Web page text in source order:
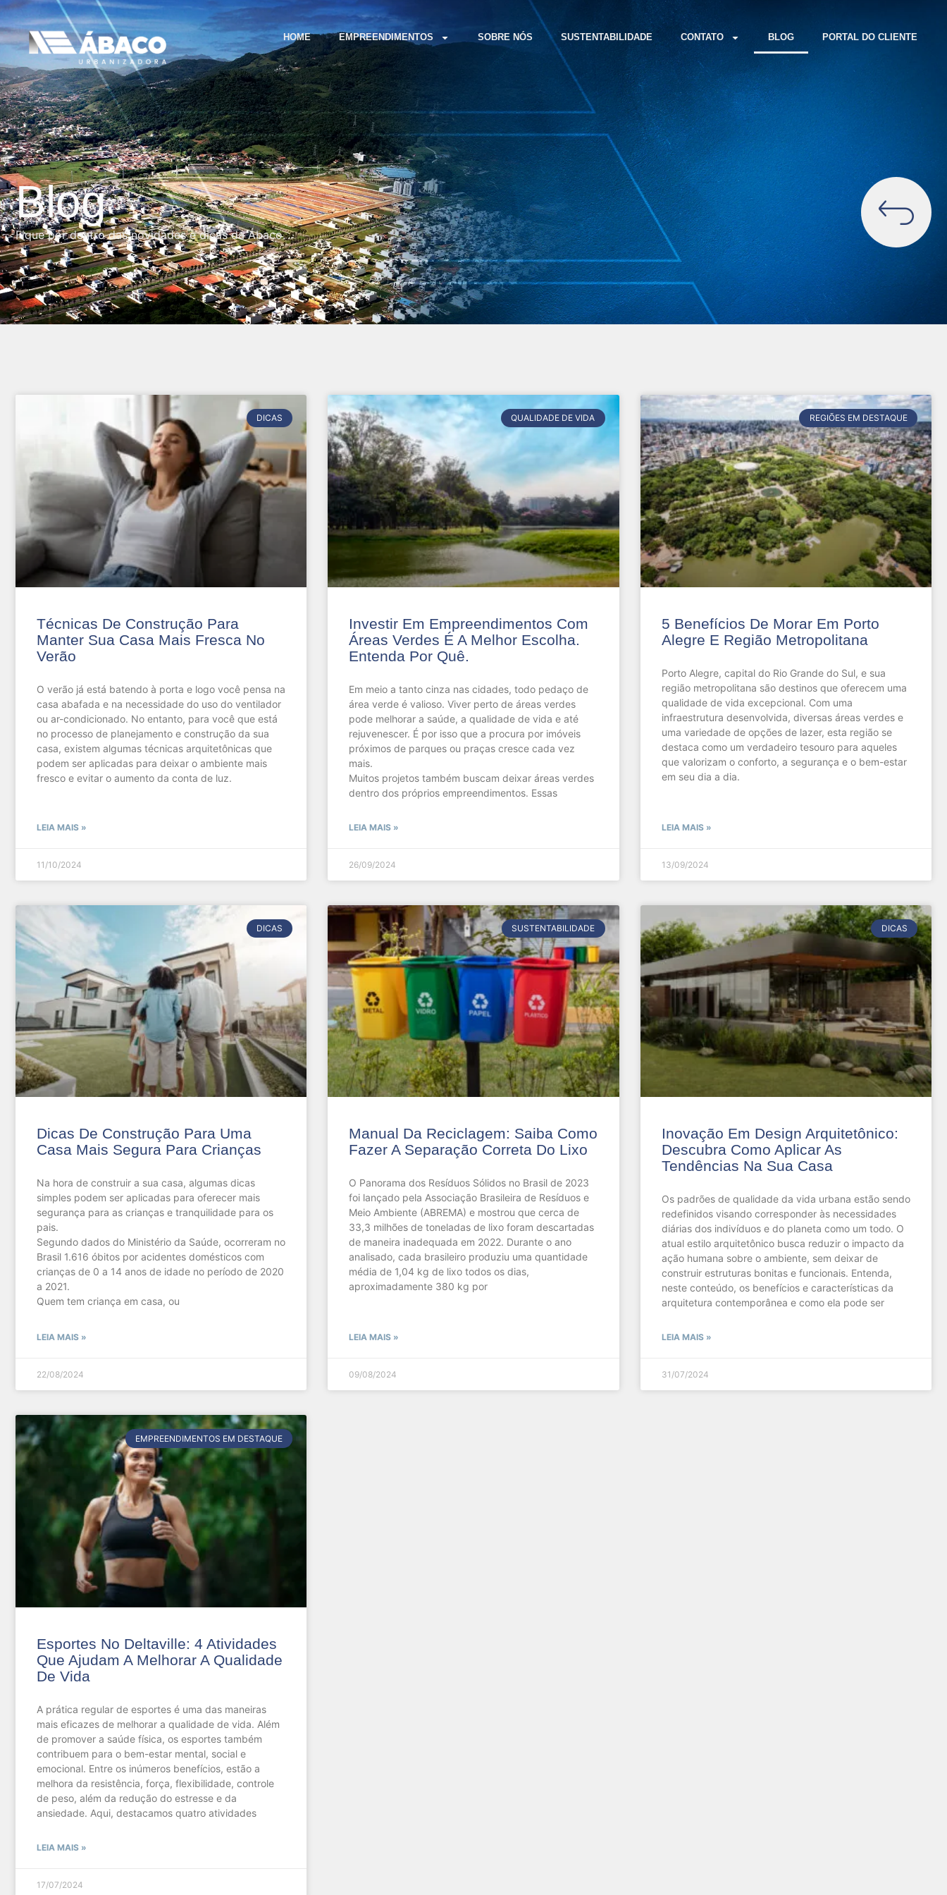
HOME EMPREENDIMENTOS SOBRE NÓS SUSTENTABILIDADE CONTATO BLOG PORTAL DO CLIENTE
Blog
Fique por dentro das novidades e dicas da Ábaco.
DICAS
Técnicas De Construção Para
Manter Sua Casa Mais Fresca No
Verão
O verão já está batendo à porta e logo você pensa na
casa abafada e na necessidade do uso do ventilador
ou ar-condicionado. No entanto, para você que está
no processo de planejamento e construção da sua
casa, existem algumas técnicas arquitetônicas que
podem ser aplicadas para deixar o ambiente mais
fresco e evitar o aumento da conta de luz.
LEIA MAIS »
11/10/2024
QUALIDADE DE VIDA
Investir Em Empreendimentos Com
Áreas Verdes É A Melhor Escolha.
Entenda Por Quê.
Em meio a tanto cinza nas cidades, todo pedaço de
área verde é valioso. Viver perto de áreas verdes
pode melhorar a saúde, a qualidade de vida e até
rejuvenescer. É por isso que a procura por imóveis
próximos de parques ou praças cresce cada vez
mais.
Muitos projetos também buscam deixar áreas verdes
dentro dos próprios empreendimentos. Essas
LEIA MAIS »
26/09/2024
REGIÕES EM DESTAQUE
5 Benefícios De Morar Em Porto
Alegre E Região Metropolitana
Porto Alegre, capital do Rio Grande do Sul, e sua
região metropolitana são destinos que oferecem uma
qualidade de vida excepcional. Com uma
infraestrutura desenvolvida, diversas áreas verdes e
uma variedade de opções de lazer, esta região se
destaca como um verdadeiro tesouro para aqueles
que valorizam o conforto, a segurança e o bem-estar
em seu dia a dia.
LEIA MAIS »
13/09/2024
DICAS
Dicas De Construção Para Uma
Casa Mais Segura Para Crianças
Na hora de construir a sua casa, algumas dicas
simples podem ser aplicadas para oferecer mais
segurança para as crianças e tranquilidade para os
pais.
Segundo dados do Ministério da Saúde, ocorreram no
Brasil 1.616 óbitos por acidentes domésticos com
crianças de 0 a 14 anos de idade no período de 2020
a 2021.
Quem tem criança em casa, ou
LEIA MAIS »
22/08/2024
SUSTENTABILIDADE
Manual Da Reciclagem: Saiba Como
Fazer A Separação Correta Do Lixo
O Panorama dos Resíduos Sólidos no Brasil de 2023
foi lançado pela Associação Brasileira de Resíduos e
Meio Ambiente (ABREMA) e mostrou que cerca de
33,3 milhões de toneladas de lixo foram descartadas
de maneira inadequada em 2022. Durante o ano
analisado, cada brasileiro produziu uma quantidade
média de 1,04 kg de lixo todos os dias,
aproximadamente 380 kg por
LEIA MAIS »
09/08/2024
DICAS
Inovação Em Design Arquitetônico:
Descubra Como Aplicar As
Tendências Na Sua Casa
Os padrões de qualidade da vida urbana estão sendo
redefinidos visando corresponder às necessidades
diárias dos indivíduos e do planeta como um todo. O
atual estilo arquitetônico busca reduzir o impacto da
ação humana sobre o ambiente, sem deixar de
construir estruturas bonitas e funcionais. Entenda,
neste conteúdo, os benefícios e características da
arquitetura contemporânea e como ela pode ser
LEIA MAIS »
31/07/2024
EMPREENDIMENTOS EM DESTAQUE
Esportes No Deltaville: 4 Atividades
Que Ajudam A Melhorar A Qualidade
De Vida
A prática regular de esportes é uma das maneiras
mais eficazes de melhorar a qualidade de vida. Além
de promover a saúde física, os esportes também
contribuem para o bem-estar mental, social e
emocional. Entre os inúmeros benefícios, estão a
melhora da resistência, força, flexibilidade, controle
de peso, além da redução do estresse e da
ansiedade. Aqui, destacamos quatro atividades
LEIA MAIS »
17/07/2024